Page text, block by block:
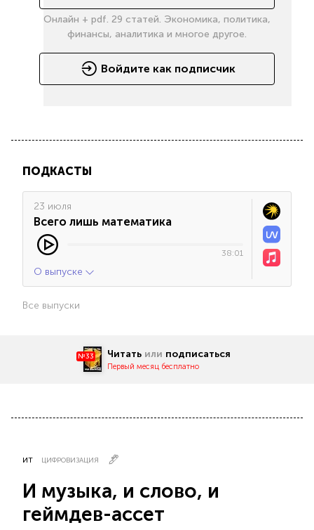
Онлайн + pdf. 29 статей. Экономика, политика,
финансы, аналитика и многое другое.
Войдите как подписчик
ПОДКАСТЫ
23 июля
Всего лишь математика
38:01
О выпуске
Все выпуски
№33 Читать или подписаться
Первый месяц бесплатно
ИТ ЦИФРОВИЗАЦИЯ
И музыка, и слово, и
геймдев-ассет